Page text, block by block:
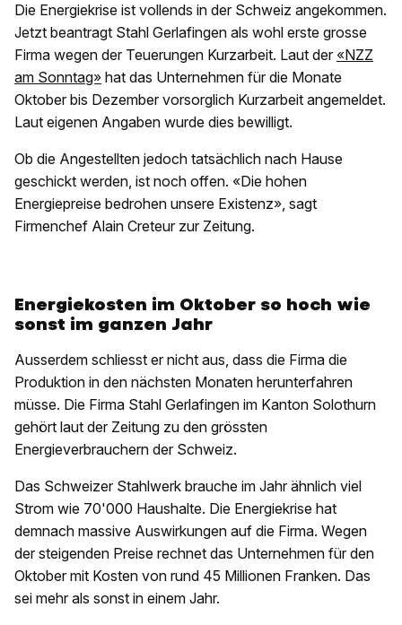
Die Energiekrise ist vollends in der Schweiz angekommen.
Jetzt beantragt Stahl Gerlafingen als wohl erste grosse
Firma wegen der Teuerungen Kurzarbeit. Laut der «NZZ
am Sonntag» hat das Unternehmen für die Monate
Oktober bis Dezember vorsorglich Kurzarbeit angemeldet.
Laut eigenen Angaben wurde dies bewilligt.
Ob die Angestellten jedoch tatsächlich nach Hause
geschickt werden, ist noch offen. «Die hohen
Energiepreise bedrohen unsere Existenz», sagt
Firmenchef Alain Creteur zur Zeitung.
Energiekosten im Oktober so hoch wie
sonst im ganzen Jahr
Ausserdem schliesst er nicht aus, dass die Firma die
Produktion in den nächsten Monaten herunterfahren
müsse. Die Firma Stahl Gerlafingen im Kanton Solothurn
gehört laut der Zeitung zu den grössten
Energieverbrauchern der Schweiz.
Das Schweizer Stahlwerk brauche im Jahr ähnlich viel
Strom wie 70'000 Haushalte. Die Energiekrise hat
demnach massive Auswirkungen auf die Firma. Wegen
der steigenden Preise rechnet das Unternehmen für den
Oktober mit Kosten von rund 45 Millionen Franken. Das
sei mehr als sonst in einem Jahr.